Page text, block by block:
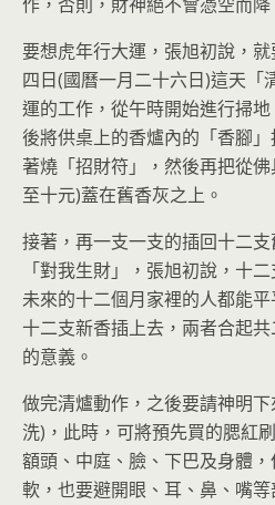
要想虎年行大運，張旭初說，
四日(國曆一月二十六日)這天「
運的工作，從午時開始進行掃
後將供桌上的香爐內的「香腳
著燒「招財符」，然後再把從
至十元)蓋在舊香灰之上。
接著，再一支一支的插回十二
「對我生財」，張旭初說，十
未來的十二個月家裡的人都能
十二支新香插上去，兩者合起
的意義。
做完清爐動作，之後要請神明
洗)，此時，可將預先買的腮紅
額頭、中庭、臉、下巴及身體
軟，也要避開眼、耳、鼻、嘴